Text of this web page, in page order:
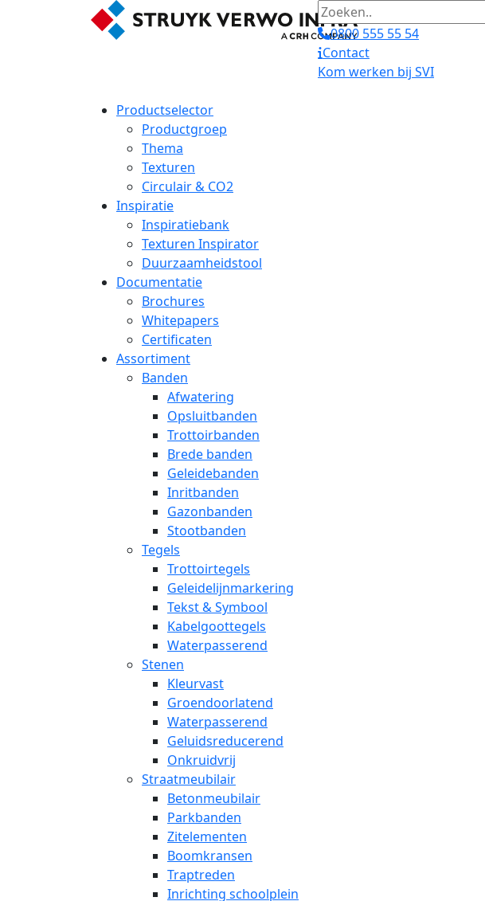
0800 555 55 54
Contact
Kom werken bij SVI
Productselector
Productgroep
Thema
Texturen
Circulair & CO2
Inspiratie
Inspiratiebank
Texturen Inspirator
Duurzaamheidstool
Documentatie
Brochures
Whitepapers
Certificaten
Assortiment
Banden
Afwatering
Opsluitbanden
Trottoirbanden
Brede banden
Geleidebanden
Inritbanden
Gazonbanden
Stootbanden
Tegels
Trottoirtegels
Geleidelijnmarkering
Tekst & Symbool
Kabelgoottegels
Waterpasserend
Stenen
Kleurvast
Groendoorlatend
Waterpasserend
Geluidsreducerend
Onkruidvrij
Straatmeubilair
Betonmeubilair
Parkbanden
Zitelementen
Boomkransen
Traptreden
Inrichting schoolplein